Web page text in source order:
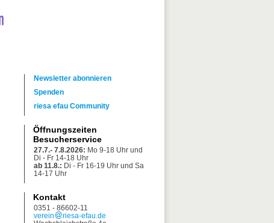
Newsletter abonnieren
Spenden
riesa efau Community
Öffnungszeiten
Besucherservice
27.7.- 7.8.2026: Mo 9-18 Uhr und
Di - Fr 14-18 Uhr
ab 11.8.: Di - Fr 16-19 Uhr und Sa
14-17 Uhr
Kontakt
0351 - 86602-11
verein
riesa-efau.de